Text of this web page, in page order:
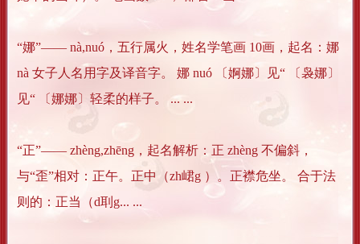
“娜”―― nà,nuó，五行属火，姓名学笔画 10画，起名：娜
nà 女子人名用字及译音字。 娜 nuó 〔婀娜〕见“ 〔袅娜〕
见“ 〔娜娜〕轻柔的样子。 ... ...
“正”―― zhèng,zhēng，起名解析：正 zhèng 不偏斜，
与“歪”相对：正午。正中（zh峮g ）。正襟危坐。 合于法
则的：正当（d刵g... ...